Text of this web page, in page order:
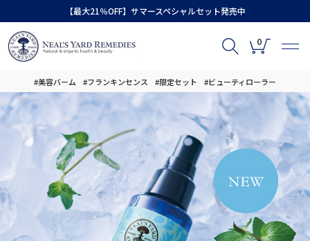
【最大21％OFF】サマースペシャルセット発売中
0
#美容バーム #フランキンセンス #限定セット #ビューティローラー